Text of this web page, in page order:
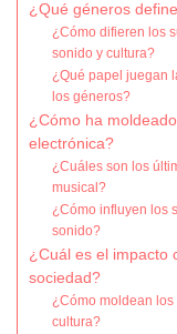
¿Qué géneros
¿Cómo difieren los
sonido y cultura?
¿Qué papel juegan
los géneros?
¿Cómo ha
electrónica?
¿Cuáles son los
musical?
¿Cómo influyen los
sonido?
¿Cuál es el impacto
sociedad?
¿Cómo moldean
cultura?